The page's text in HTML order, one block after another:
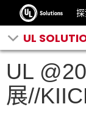
UL
UL
展//